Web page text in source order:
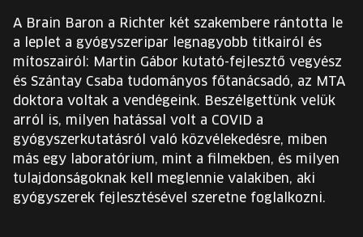
INGYENES DIÁK- ÉS TANÁRREGISZTRÁCIÓ
JEGYEK
KOSÁR
Change
language:
A Brain Baron a Richter két szakembere rántotta le
a leplet a gyógyszeripar legnagyobb titkairól és
mítoszairól: Martin Gábor kutató-fejlesztő vegyész
és Szántay Csaba tudományos főtanácsadó, az MTA
doktora voltak a vendégeink. Beszélgettünk velük
arról is, milyen hatással volt a COVID a
gyógyszerkutatásról való közvélekedésre, miben
más egy laboratórium, mint a filmekben, és milyen
tulajdonságoknak kell meglennie valakiben, aki
gyógyszerek fejlesztésével szeretne foglalkozni.